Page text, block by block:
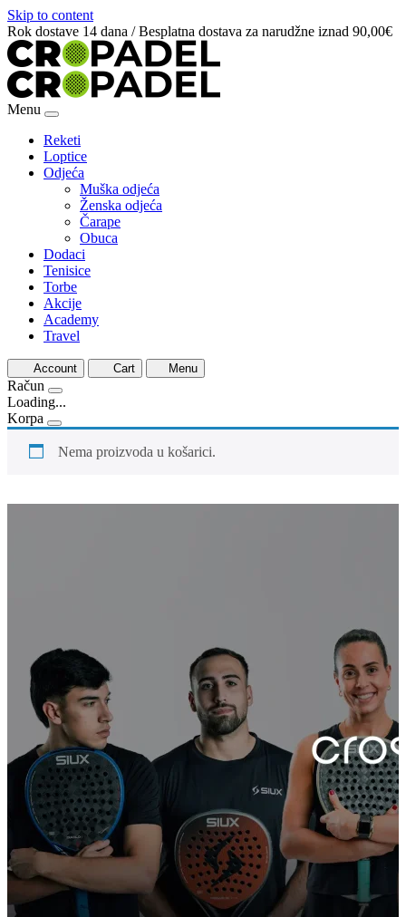
Skip to content
Rok dostave 14 dana / Besplatna dostava za narudžne iznad 90,00€
Menu
Reketi
Loptice
Odjeća
Muška odjeća
Ženska odjeća
Čarape
Obuca
Dodaci
Tenisice
Torbe
Akcije
Academy
Travel
Account Cart Menu
Račun
Loading...
Korpa
Nema proizvoda u košarici.